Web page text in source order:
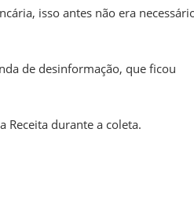
isso antes não era
de desinformação, que ficou
Receita durante a coleta.